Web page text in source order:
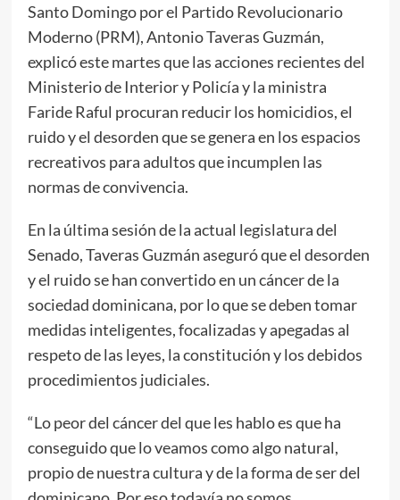
Santo Domingo por el Partido Revolucionario
Moderno (PRM), Antonio Taveras Guzmán,
explicó este martes que las acciones recientes del
Ministerio de Interior y Policía y la ministra
Faride Raful procuran reducir los homicidios, el
ruido y el desorden que se genera en los espacios
recreativos para adultos que incumplen las
normas de convivencia.
En la última sesión de la actual legislatura del
Senado, Taveras Guzmán aseguró que el desorden
y el ruido se han convertido en un cáncer de la
sociedad dominicana, por lo que se deben tomar
medidas inteligentes, focalizadas y apegadas al
respeto de las leyes, la constitución y los debidos
procedimientos judiciales.
“Lo peor del cáncer del que les hablo es que ha
conseguido que lo veamos como algo natural,
propio de nuestra cultura y de la forma de ser del